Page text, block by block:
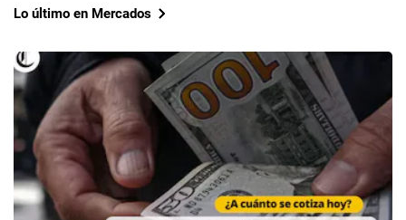
Lo último en Mercados